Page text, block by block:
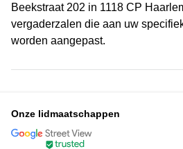
Beekstraat 202 in 1118 CP
vergaderzalen die aan uw
worden aangepast.
Onze lidmaatschappen